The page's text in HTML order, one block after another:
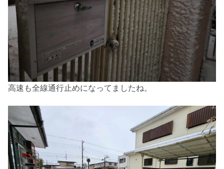
高速も全線通行止めになってましたね。